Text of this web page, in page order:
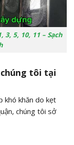
3, 5, 10, 11 – Sạch
chúng tôi tại
khó khăn do kẹt
chúng tôi sở